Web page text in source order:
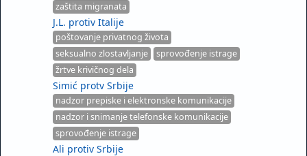
zaštita migranata
J.L. protiv Italije
poštovanje privatnog života
seksualno zlostavljanje
sprovođenje istrage
žrtve krivičnog dela
Simić protv Srbije
nadzor prepiske i elektronske komunikacije
nadzor i snimanje telefonske komunikacije
sprovođenje istrage
Ali protiv Srbije